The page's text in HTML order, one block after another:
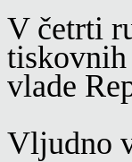
V četrti
tiskovnih
vlade
Vljudno